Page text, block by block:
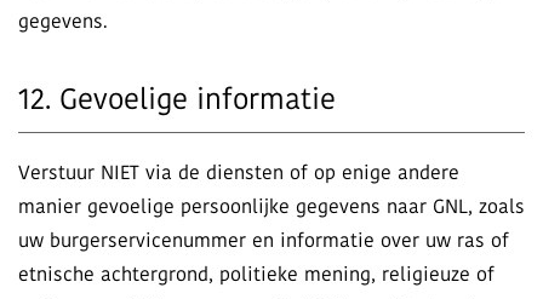
gegevens.
12. Gevoelige informatie
Verstuur NIET via de diensten of op enige andere
manier gevoelige persoonlijke gegevens naar GNL, zoals
uw burgerservicenummer en informatie over uw ras of
etnische achtergrond, politieke mening, religieuze of